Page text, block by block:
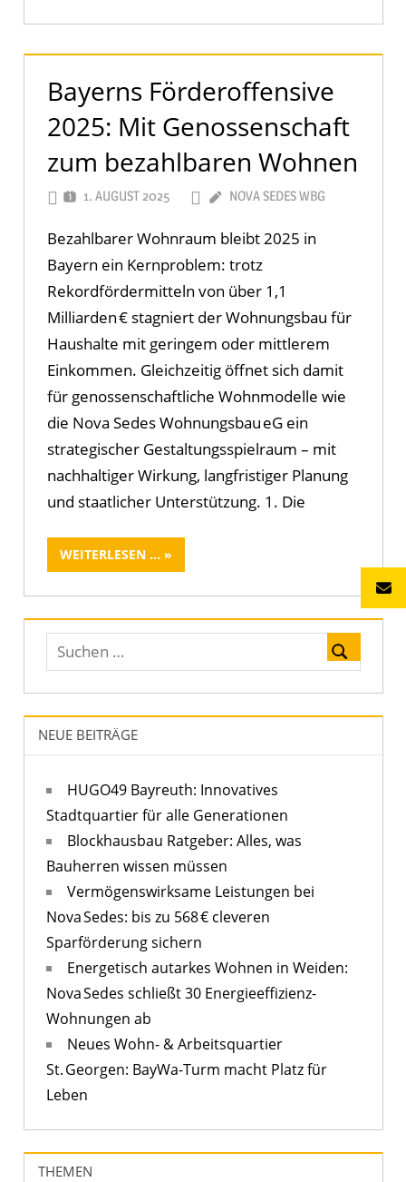
Bayerns Förderoffensive
2025: Mit Genossenschaft
zum bezahlbaren Wohnen
1. AUGUST 2025 NOVA SEDES WBG
Bezahlbarer Wohnraum bleibt 2025 in
Bayern ein Kernproblem: trotz
Rekordfördermitteln von über 1,1
Milliarden € stagniert der Wohnungsbau für
Haushalte mit geringem oder mittlerem
Einkommen. Gleichzeitig öffnet sich damit
für genossenschaftliche Wohnmodelle wie
die Nova Sedes Wohnungsbau eG ein
strategischer Gestaltungsspielraum – mit
nachhaltiger Wirkung, langfristiger Planung
und staatlicher Unterstützung. 1. Die
WEITERLESEN ...
NEUE BEITRÄGE
HUGO49 Bayreuth: Innovatives
Stadtquartier für alle Generationen
Blockhausbau Ratgeber: Alles, was
Bauherren wissen müssen
Vermögenswirksame Leistungen bei
Nova Sedes: bis zu 568 € cleveren
Sparförderung sichern
Energetisch autarkes Wohnen in Weiden:
Nova Sedes schließt 30 Energieeffizienz-
Wohnungen ab
Neues Wohn- & Arbeitsquartier
St. Georgen: BayWa-Turm macht Platz für
Leben
THEMEN